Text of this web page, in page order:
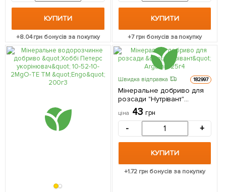
КУПИТИ
+8.04грн бонусів за покупку
КУПИТИ
+7грн бонусів за покупку
Швидка відправка 182997
Мінеральне добриво для
розсади "Нутрівант"
Argumin 25г
ціна 43 грн
- +
КУПИТИ
+1.72 грн бонусів за покупку